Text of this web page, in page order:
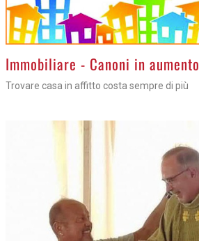
>Immobiliare - Canoni in aumento
Trovare casa in affitto costa sempre di più